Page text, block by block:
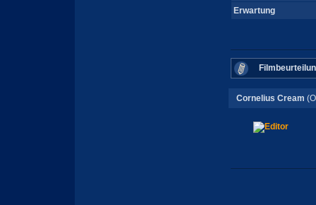
Erwartung
Cornelius Cream